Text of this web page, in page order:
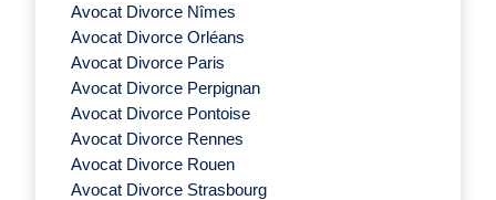
Avocat Divorce Nîmes
Avocat Divorce Orléans
Avocat Divorce Paris
Avocat Divorce Perpignan
Avocat Divorce Pontoise
Avocat Divorce Rennes
Avocat Divorce Rouen
Avocat Divorce Strasbourg